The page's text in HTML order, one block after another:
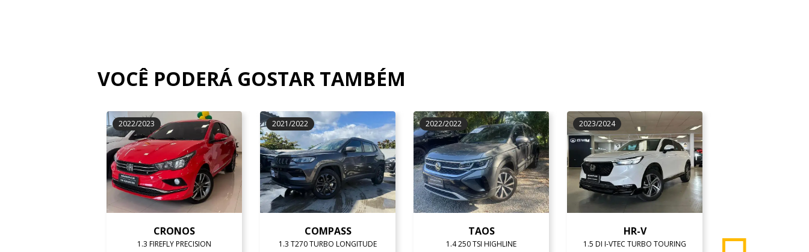
VOCÊ PODERÁ GOSTAR TAMBÉM
2022/2023
CRONOS
1.3 FIREFLY PRECISION
2021/2022
COMPASS
1.3 T270 TURBO LONGITUDE
2022/2022
TAOS
1.4 250 TSI HIGHLINE
2023/2024
HR-V
1.5 DI I-VTEC TURBO TOURING